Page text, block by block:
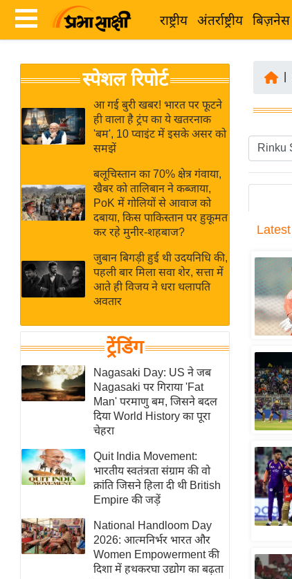
राष्ट्रीय अंतर्राष्ट्रीय बिज़नेस
News
Hindi
Live
News in
Hindi
News
Hindi
Videos
ख
ब
र
अंतर्राष्ट्रीय
बिज़नेस
विशेषज्ञ
राय
खेल
क्रिकेट
IPL
2026
मिसाल बेमिसाल
शख्सियत
यंग इंडिया
साहित्य जगत
ऑटो वर्ल्ड
न्यूज ब्रीफ
स्पेशल रिपोर्ट
आ गई बुरी खबर! भारत पर फूटने
ही वाला है ट्रंप का ये खतरनाक
'बम', 10 प्वाइंट में इसके असर को
समझें
बलूचिस्तान का 70% क्षेत्र गंवाया,
खैबर को तालिबान ने कब्जाया,
PoK में गोलियों से आवाज को
दबाया, किस पाकिस्तान पर हुकूमत
कर रहे मुनीर-शहबाज?
जुबान बिगड़ी हुई थी उदयनिधि की,
पहली बार मिला सवा शेर, सत्ता में
आते ही विजय ने धरा थलापति
अवतार
ट्रेंडिंग
Nagasaki Day: US ने जब
Nagasaki पर गिराया 'Fat
Man' परमाणु बम, जिसने बदल
दिया World History का पूरा
चेहरा
Quit India Movement:
भारतीय स्वतंत्रता संग्राम की वो
क्रांति जिसने हिला दी थी British
Empire की जड़ें
National Handloom Day
2026: आत्मनिर्भर भारत और
Women Empowerment की
दिशा में हथकरघा उद्योग का बढ़ता
Latest